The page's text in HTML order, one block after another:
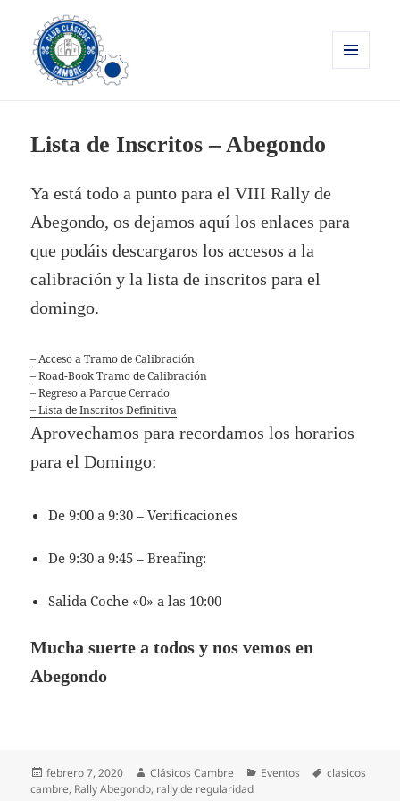
Lista de Inscritos – Abegondo
Ya está todo a punto para el VIII Rally de
Abegondo, os dejamos aquí los enlaces para
que podáis descargaros los accesos a la
calibración y la lista de inscritos para el
domingo.
– Acceso a Tramo de Calibración
– Road-Book Tramo de Calibración
– Regreso a Parque Cerrado
– Lista de Inscritos Definitiva
Aprovechamos para recordamos los horarios
para el Domingo:
De 9:00 a 9:30 – Verificaciones
De 9:30 a 9:45 – Breafing:
Salida Coche «0» a las 10:00
Mucha suerte a todos y nos vemos en
Abegondo
Publicado
el
febrero 7, 2020 Autor
Clásicos Cambre Categorías
Eventos Etiquetas
clasicos
cambre, Rally Abegondo, rally de regularidad